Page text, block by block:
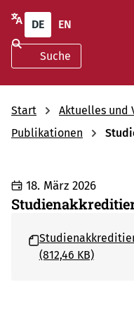
DE EN
Start
Aktuelles und
Publikationen
18. März 2026
(812,46 KB)